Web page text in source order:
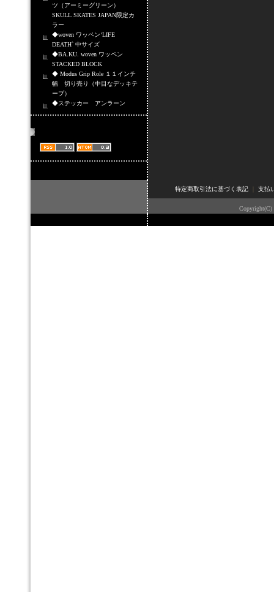
ツ（アーミーグリーン）
SKULL SKATES JAPAN限定カ
ラー
◆woven ワッペン‘LIFE
DEATH` 中サイズ
◆BA.KU. woven ワッペン
STACKED BLOCK
◆ Modus Grip Role １１インチ
幅 切り売り（中目なデッキテ
ープ）
◆ステッカー アンラーン
特定商取引法に基づく表記｜ 支払
Copyright(C)